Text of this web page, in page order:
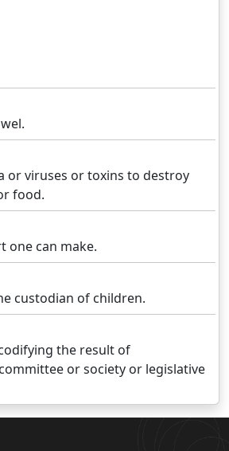
or viruses or toxins to destroy
food.
one can make.
custodian of children.
the result of
or society or legislative